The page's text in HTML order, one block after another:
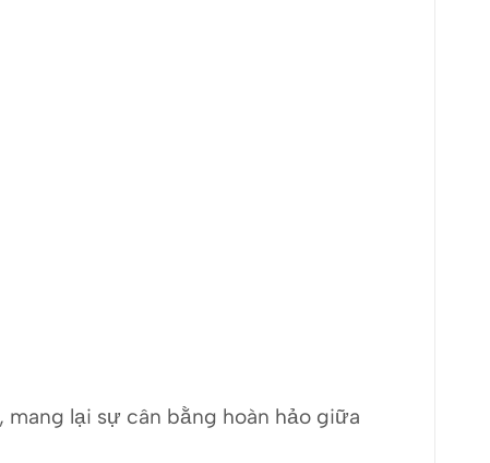
, mang lại sự cân bằng hoàn hảo giữa